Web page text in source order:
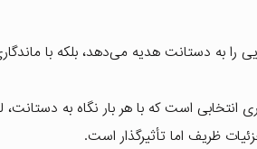
را به دستانت هدیه می‌دهد، بلکه با
است که با هر بار نگاه به دستانت،
ظریف اما تأثیرگذار است.